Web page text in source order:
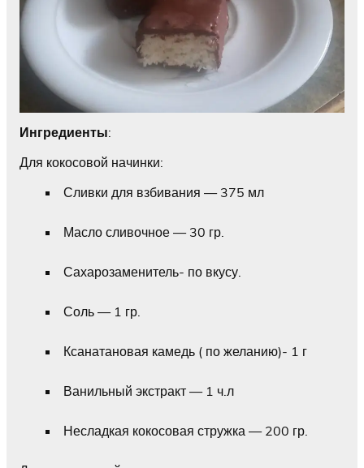
Ингредиенты:
Для кокосовой начинки:
Сливки для взбивания — 375 мл
Масло сливочное — 30 гр.
Сахарозаменитель- по вкусу.
Соль — 1 гр.
Ксанатановая камедь ( по желанию)- 1 г
Ванильный экстракт — 1 ч.л
Несладкая кокосовая стружка — 200 гр.